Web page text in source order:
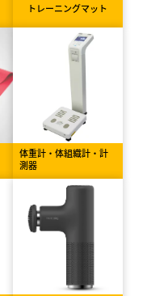
トレーニングマット
体重計・体組織計・計
測器